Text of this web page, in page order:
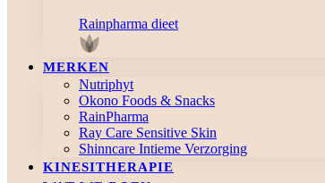
Rainpharma dieet
MERKEN
Nutriphyt
Okono Foods & Snacks
RainPharma
Ray Care Sensitive Skin
Shinncare Intieme Verzorging
KINESITHERAPIE